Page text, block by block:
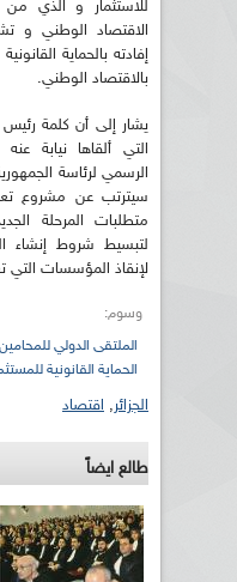
للاستثمار و الذي من
الاقتصاد الوطني و
إفادته بالحماية
بالاقتصاد الوطني.
يشار إلى أن كلمة رئيس
التي ألقاها نيابة
الرسمي لرئاسة
سيترتب عن مشروع
متطلبات المرحلة
لتبسيط شروط إنشاء
لإنقاذ المؤسسات
وسوم:
الملتقى الدولي للمحامين
الحماية القانونية
الجزائر, اقتصاد
طالع ايضاً